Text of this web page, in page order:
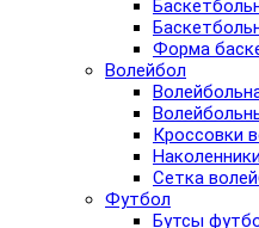
Форма
Волейбол
Кроссовки
Сетка
Футбол
Бутсы